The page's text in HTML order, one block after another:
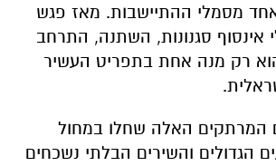
מסמלי ההתיישבות. מאז פגש
אינסוף סגנונות, השתנה, התרחב
הוא רק מנה אחת בתפריט העשיר
המרתקים האלה שחלו במחול
הגדולים והשירים הבלתי נשכחים